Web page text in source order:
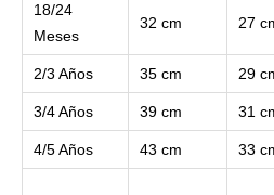
18/24
Meses
32 cm 27
2/3 Años 35 cm 29
3/4 Años 39 cm 31
4/5 Años 43 cm 33